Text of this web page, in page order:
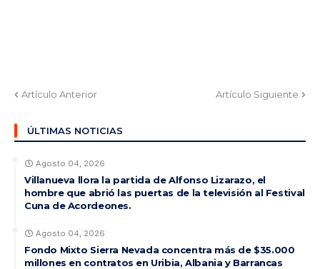
Artículo Anterior Artículo Siguiente
ÚLTIMAS NOTICIAS
Agosto 04, 2026
Villanueva llora la partida de Alfonso Lizarazo, el
hombre que abrió las puertas de la televisión al Festival
Cuna de Acordeones.
Agosto 04, 2026
Fondo Mixto Sierra Nevada concentra más de $35.000
millones en contratos en Uribia, Albania y Barrancas